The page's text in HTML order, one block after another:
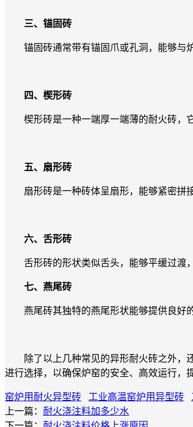
三、锚固砖
锚固砖通常带有锚固爪或孔洞，能够与炉
四、楔形砖
楔形砖是一种一端厚一端薄的耐火砖，它
五、扇形砖
扇形砖是一种砖体呈扇形，能够紧密拼接
六、舌形砖
舌形砖的形状类似舌头，能够平缓过渡，
七、燕尾砖
燕尾砖其独特的燕尾形状能够提供良好的
除了以上几种常见的异形耐火砖之外，还
进行选择，以确保炉窑的安全、高效运行，
窑炉用耐火异型砖 工业高温窑炉用异型砖
上一篇： 耐火浇注料加多少水